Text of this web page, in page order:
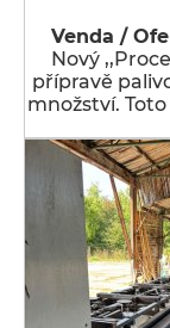
Venda /
Nový
přípravě
množství.